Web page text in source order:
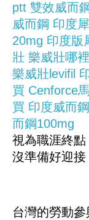
ptt 雙效威而
威而鋼 印度
20mg 印度版
壯 樂威壯哪
樂威壯levifil
買 Cenforce
買 印度威而
而鋼100mg
視為職涯終點
沒準備好迎接
台灣的勞動